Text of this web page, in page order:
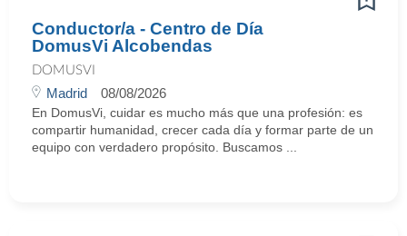
Conductor/a - Centro de Día
DomusVi Alcobendas
DOMUSVI
Madrid 08/08/2026
En DomusVi, cuidar es mucho más que una profesión: es
compartir humanidad, crecer cada día y formar parte de un
equipo con verdadero propósito. Buscamos ...